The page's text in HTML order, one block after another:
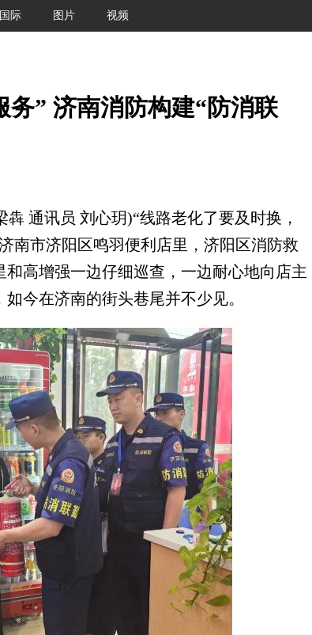
国际 图片 视频
务” 济南消防构建“防消联
通讯员 刘心玥)“线路老化了要及时换，
市济阳区鸣羽便利店里，济阳区消防救
高增强一边仔细巡查，一边耐心地向店主
今在济南的街头巷尾并不少见。